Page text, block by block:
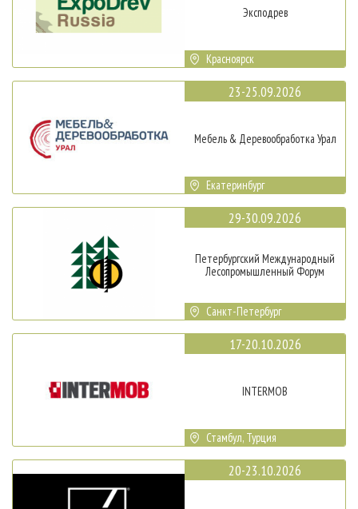
Эксподрев
Красноярск
23-25.09.2026
Мебель & Деревообработка Урал
Екатеринбург
29-30.09.2026
Петербургский Международный
Лесопромышленный Форум
Санкт-Петербург
17-20.10.2026
INTERMOB
Стамбул, Турция
20-23.10.2026